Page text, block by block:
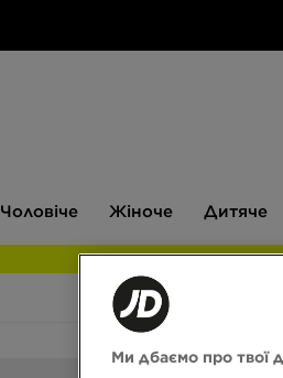
Чоловіче Жіноче Дитяче
Ми дбаємо про твої